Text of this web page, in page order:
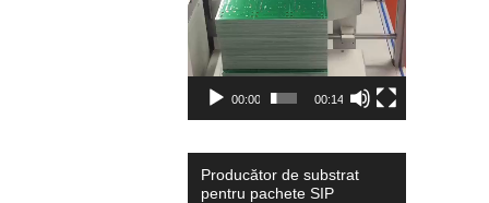
00:00 00:14
Producător de substrat
pentru pachete SIP